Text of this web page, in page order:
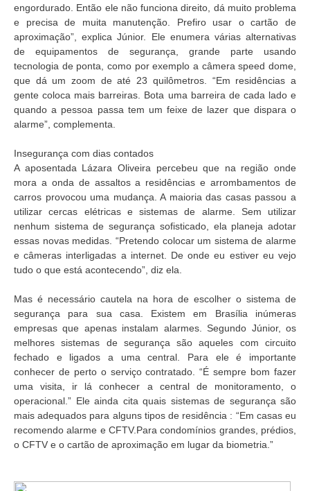
engordurado. Então ele não funciona direito, dá muito problema
e precisa de muita manutenção. Prefiro usar o cartão de
aproximação”, explica Júnior. Ele enumera várias alternativas
de equipamentos de segurança, grande parte usando
tecnologia de ponta, como por exemplo a câmera speed dome,
que dá um zoom de até 23 quilômetros. “Em residências a
gente coloca mais barreiras. Bota uma barreira de cada lado e
quando a pessoa passa tem um feixe de lazer que dispara o
alarme”, complementa.
Insegurança com dias contados
A aposentada Lázara Oliveira percebeu que na região onde
mora a onda de assaltos a residências e arrombamentos de
carros provocou uma mudança. A maioria das casas passou a
utilizar cercas elétricas e sistemas de alarme. Sem utilizar
nenhum sistema de segurança sofisticado, ela planeja adotar
essas novas medidas. “Pretendo colocar um sistema de alarme
e câmeras interligadas a internet. De onde eu estiver eu vejo
tudo o que está acontecendo”, diz ela.
Mas é necessário cautela na hora de escolher o sistema de
segurança para sua casa. Existem em Brasília inúmeras
empresas que apenas instalam alarmes. Segundo Júnior, os
melhores sistemas de segurança são aqueles com circuito
fechado e ligados a uma central. Para ele é importante
conhecer de perto o serviço contratado. “É sempre bom fazer
uma visita, ir lá conhecer a central de monitoramento, o
operacional.” Ele ainda cita quais sistemas de segurança são
mais adequados para alguns tipos de residência : “Em casas eu
recomendo alarme e CFTV.Para condomínios grandes, prédios,
o CFTV e o cartão de aproximação em lugar da biometria.”